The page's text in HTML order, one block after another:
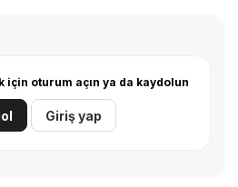
için oturum açın ya da kaydolun
Giriş yap